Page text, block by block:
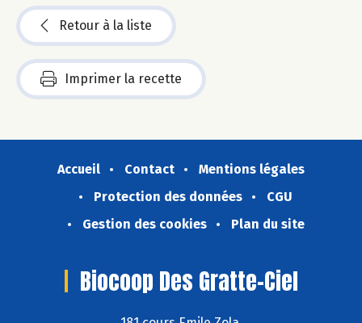
Retour à la liste
Imprimer la recette
Accueil Contact
Mentions légales
Protection des données
CGU
Gestion des cookies
Plan du site
Biocoop Des Gratte-Ciel